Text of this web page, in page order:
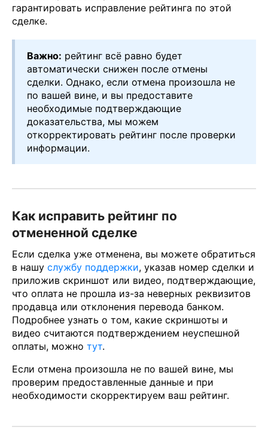
гарантировать исправление рейтинга по этой
сделке.
Важно: рейтинг всё равно будет
автоматически снижен после отмены
сделки. Однако, если отмена произошла не
по вашей вине, и вы предоставите
необходимые подтверждающие
доказательства, мы можем
откорректировать рейтинг после проверки
информации.
Как исправить рейтинг по
отмененной сделке
Если сделка уже отменена, вы можете обратиться
в нашу службу поддержки, указав номер сделки и
приложив скриншот или видео, подтверждающие,
что оплата не прошла из-за неверных реквизитов
продавца или отклонения перевода банком.
Подробнее узнать о том, какие скриншоты и
видео считаются подтверждением неуспешной
оплаты, можно тут.
Если отмена произошла не по вашей вине, мы
проверим предоставленные данные и при
необходимости скорректируем ваш рейтинг.